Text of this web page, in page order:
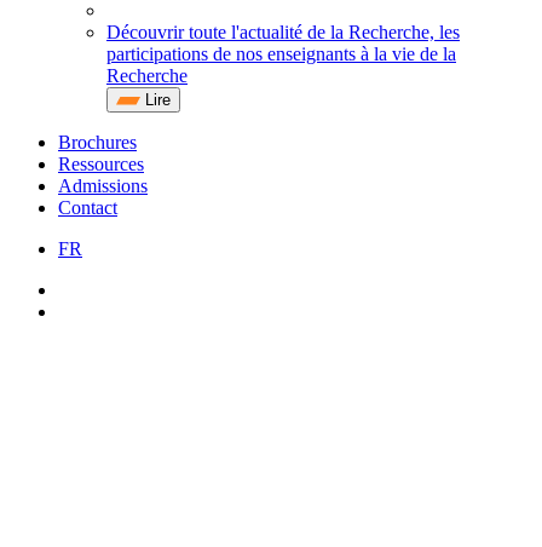
Découvrir toute l'actualité de la Recherche, les
participations de nos enseignants à la vie de la
Recherche
Lire
Brochures
Ressources
Admissions
Contact
FR